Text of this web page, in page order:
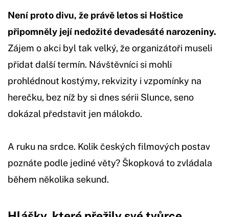
Není proto divu, že právě letos si Hoštice
připomněly její nedožité devadesáté narozeniny.
Zájem o akci byl tak velký, že organizátoři museli
přidat další termín. Návštěvníci si mohli
prohlédnout kostýmy, rekvizity i vzpomínky na
herečku, bez níž by si dnes sérii Slunce, seno
dokázal představit jen málokdo.
A ruku na srdce. Kolik českých filmových postav
poznáte podle jediné věty? Škopková to zvládala
během několika sekund.